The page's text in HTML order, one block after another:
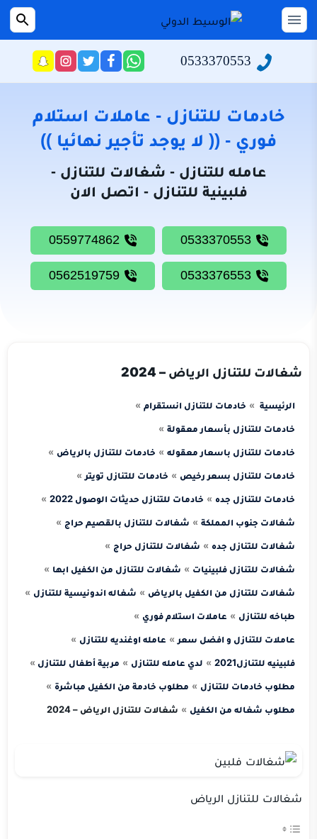
التجاوز
إلى
القائمة
الرئيسية
سياسة
الخصوصية
نحن
للتنازل
شغالات
للتنازل
بحث
0533370553
راسلنا
عبر
تابعنا
على
فيسبوك
تابعنا
على
تويتر
تابعنا
على
انستجرام
خادمات للتنازل - عاملات استلام
فوري - (( لا يوجد تأجير نهائيا ))
عامله للتنازل - شغالات للتنازل -
فلبينية للتنازل - اتصل الان
شغالات للتنازل الرياض – 2024
الرئيسية خادمات للتنازل انستقرام
خادمات للتنازل بأسعار معقولة
خادمات للتنازل باسعار معقوله خادمات للتنازل بالرياض
خادمات للتنازل بسعر رخيص خادمات للتنازل تويتر
خادمات للتنازل جده خادمات للتنازل حديثات الوصول 2022
شغالات جنوب المملكة شغالات للتنازل بالقصيم حراج
شغالات للتنازل جده شغالات للتنازل حراج
شغالات للتنازل فلبينيات شغالات للتنازل من الكفيل ابها
شغالات للتنازل من الكفيل بالرياض شغاله اندونيسية للتنازل
طباخه للتنازل عاملات استلام فوري
عاملات للتنازل و افضل سعر عامله اوغنديه للتنازل
فلبينيه للتنازل2021 لدي عامله للتنازل مربية أطفال للتنازل
مطلوب خادمات للتنازل مطلوب خادمة من الكفيل مباشرة
مطلوب شغاله من الكفيل شغالات للتنازل الرياض – 2024
شغالات للتنازل الرياض